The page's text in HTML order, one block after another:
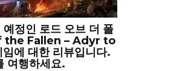
정인 로드 오브 더 폴
the Fallen – Adyr to
에 대한 리뷰입니다.
여행하세요.